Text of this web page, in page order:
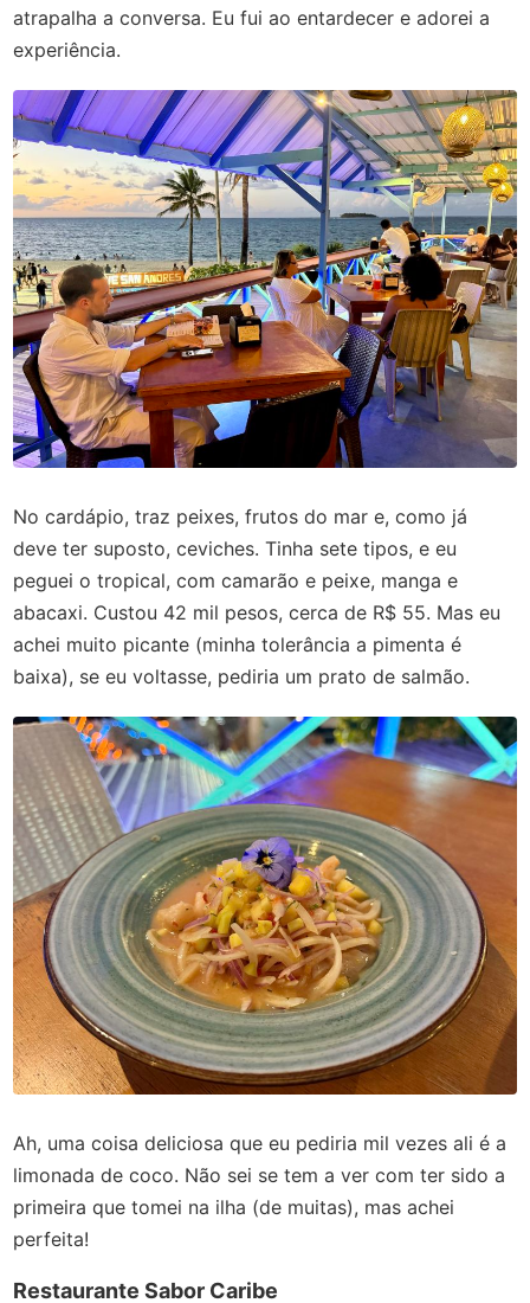
atrapalha a conversa. Eu fui ao entardecer e adorei a
experiência.
No cardápio, traz peixes, frutos do mar e, como já
deve ter suposto, ceviches. Tinha sete tipos, e eu
peguei o tropical, com camarão e peixe, manga e
abacaxi. Custou 42 mil pesos, cerca de R$ 55. Mas eu
achei muito picante (minha tolerância a pimenta é
baixa), se eu voltasse, pediria um prato de salmão.
Ah, uma coisa deliciosa que eu pediria mil vezes ali é a
limonada de coco. Não sei se tem a ver com ter sido a
primeira que tomei na ilha (de muitas), mas achei
perfeita!
Restaurante Sabor Caribe